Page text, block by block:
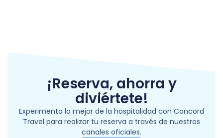
¡Reserva, ahorra y
diviértete!
Experimenta lo mejor de la hospitalidad con Concord
Travel para realizar tu reserva a través de nuestros
canales oficiales.